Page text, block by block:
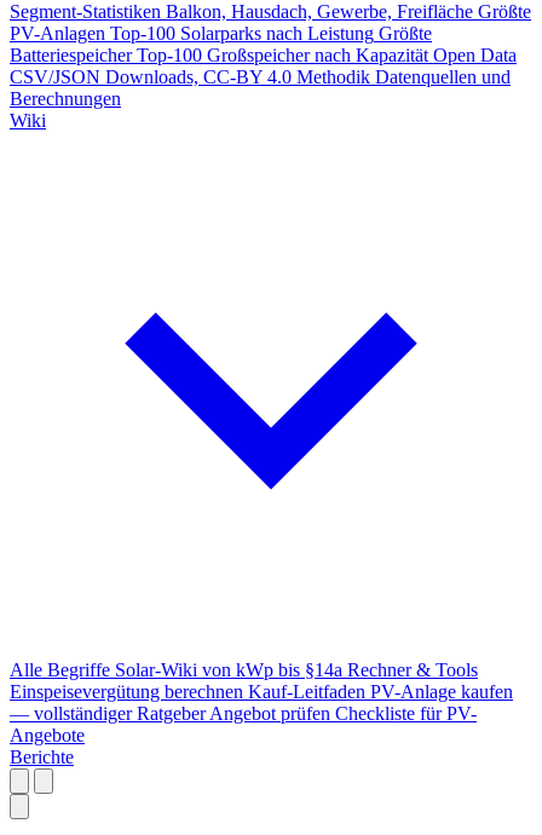
Segment-Statistiken Balkon, Hausdach, Gewerbe, Freifläche Größte
PV-Anlagen Top-100 Solarparks nach Leistung Größte
Batteriespeicher Top-100 Großspeicher nach Kapazität Open Data
CSV/JSON Downloads, CC-BY 4.0 Methodik Datenquellen und
Berechnungen
Wiki
Alle Begriffe Solar-Wiki von kWp bis §14a Rechner & Tools
Einspeisevergütung berechnen Kauf-Leitfaden PV-Anlage kaufen
— vollständiger Ratgeber Angebot prüfen Checkliste für PV-
Angebote
Berichte